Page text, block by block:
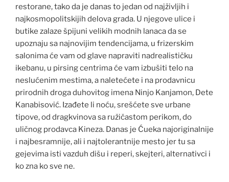
restorane, tako da je danas to jedan od najživljih i
najkosmopolitskijih delova grada. U njegove ulice i
butike zalaze špijuni velikih modnih lanaca da se
upoznaju sa najnovijim tendencijama, u frizerskim
salonima će vam od glave napraviti nadrealističku
ikebanu, u pirsing centrima će vam izbušiti telo na
neslućenim mestima, a naletećete i na prodavnicu
prirodnih droga duhovitog imena Ninjo Kanjamon, Dete
Kanabisović. Izađete li noću, srešćete sve urbane
tipove, od dragkvinova sa ružičastom perikom, do
uličnog prodavca Kineza. Danas je Ćueka najoriginalnije
i najbesramnije, ali i najtolerantnije mesto jer tu sa
gejevima isti vazduh dišu i reperi, skejteri, alternativci i
ko zna ko sve ne.